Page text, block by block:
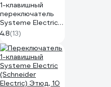
1-клавишный
переключатель
Systeme Electric
BLANCA открытой
установки, 10А,
250B, белый
BLNVA106011
4.8(13)